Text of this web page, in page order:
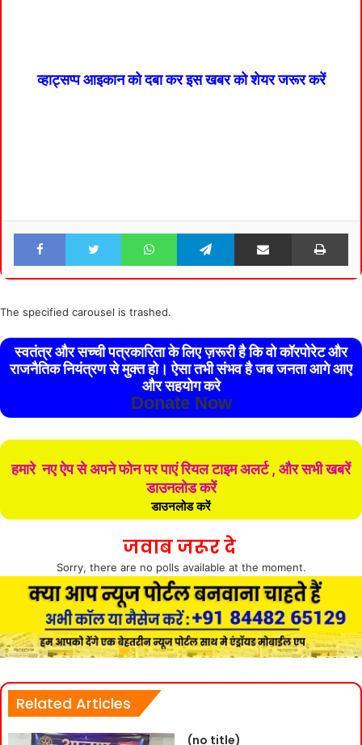
व्हाट्सप्प आइकान को दबा कर इस खबर को शेयर जरूर करें
Facebook Twitter WhatsApp Telegram Share via Email
The specified carousel is trashed.
स्वतंत्र और सच्ची पत्रकारिता के लिए ज़रूरी है कि वो कॉरपोरेट और
राजनैतिक नियंत्रण से मुक्त हो। ऐसा तभी संभव है जब जनता आगे आए
और सहयोग करे
Donate Now
हमारे नए ऐप से अपने फोन पर पाएं रियल टाइम अलर्ट , और सभी खबरें
डाउनलोड करें
डाउनलोड करें
जवाब जरूर दे
Sorry, there are no polls available at the moment.
Related Articles
(no title)